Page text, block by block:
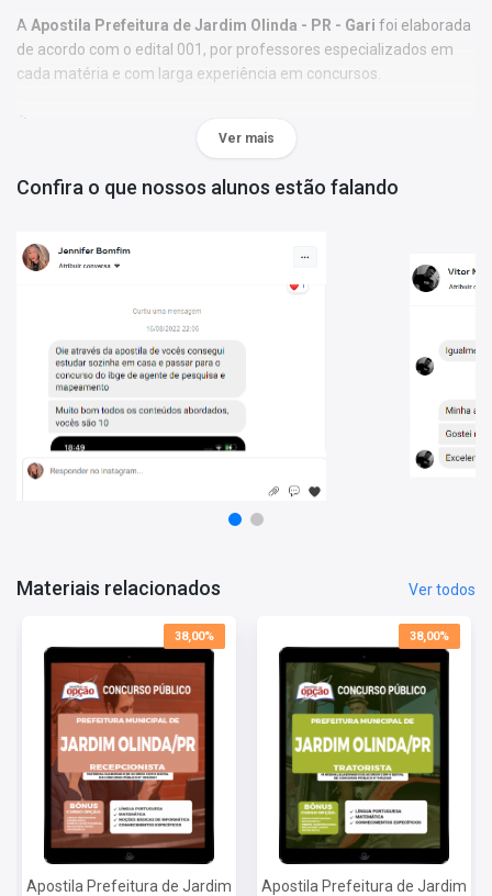
A Apostila Prefeitura de Jardim Olinda - PR - Gari foi elaborada
de acordo com o edital 001, por professores especializados em
cada matéria e com larga experiência em concursos.
O conteúdo foi organizado, visando uma fácil assimilação do
conteúdo e, assim, uma melhor otimização no tempo de
- Material;
- Possui exercícios de fixação gabaritados;
- Conteúdo completo, de acordo com o Edital 001;
- Materiais digitais para reforçar a sua preparação;
concursos.
Matérias da Apostila:
Língua Portuguesa
Matemática
Mais informações sobre o concurso Prefeitura de
Salário:De R$ 1.192,00 a R$ 6.408,62
De R$ 50,00 a R$ 100,00
Provas:19/09
Organizadora: Instituto Unicampo
Ver mais
Confira o que nossos alunos estão falando
Materiais relacionados Ver todos
38,00%
Apostila Prefeitura de Jardim
38,00%
Apostila Prefeitura de Jardim